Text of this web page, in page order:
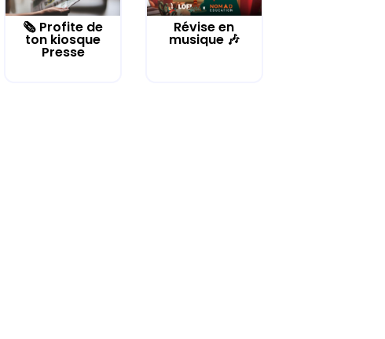
🗞️ Profite de
ton kiosque
Presse
Révise en
musique 🎶